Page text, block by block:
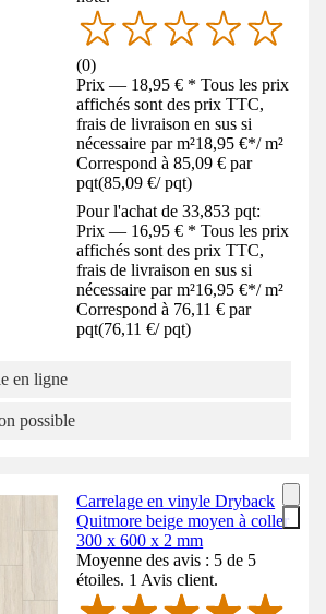
(0)
Prix — 18,95 € * Tous les prix
affichés sont des prix TTC,
frais de livraison en sus si
nécessaire par m²18,95 €*/ m²
Correspond à 85,09 € par
pqt(85,09 €/ pqt)
Pour l'achat de 33,853 pqt:
Prix — 16,95 € * Tous les prix
affichés sont des prix TTC,
frais de livraison en sus si
nécessaire par m²16,95 €*/ m²
Correspond à 76,11 € par
pqt(76,11 €/ pqt)
en ligne
possible
Carrelage en vinyle Dryback
Quitmore beige moyen à coller
300 x 600 x 2 mm
Moyenne des avis : 5 de 5
étoiles. 1 Avis client.